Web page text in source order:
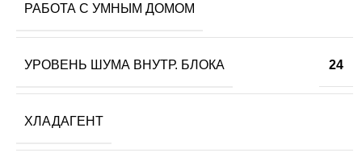
РАБОТА С УМНЫМ ДОМОМ
УРОВЕНЬ ШУМА ВНУТР. БЛОКА 24
ХЛАДАГЕНТ